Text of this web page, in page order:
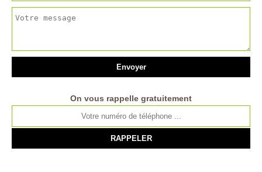
On vous rappelle gratuitement